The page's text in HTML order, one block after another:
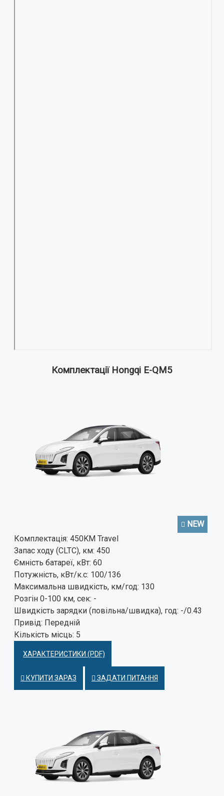
Комплектації Hongqi E-QM5
NEW
Комплектація: 450KM Travel
Запас ходу (CLTC), км: 450
Ємність батареї, кВт: 60
Потужність, кВт/к.с: 100/136
Максимальна швидкість, км/год: 130
Розгін 0-100 км, сек: -
Швидкість зарядки (повільна/швидка), год: -/0.43
Привід: Передній
Кількість місць: 5
ХАРАКТЕРИСТИКИ (PDF)
КУПИТИ ЗАРАЗ ЗАДАТИ ПИТАННЯ